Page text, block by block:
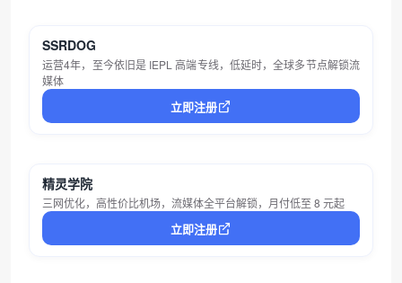
SSRDOG
运营4年，至今依旧是 IEPL 高端专线，低延时，全球多节点解锁流
媒体
立即注册
精灵学院
三网优化，高性价比机场，流媒体全平台解锁，月付低至 8 元起
立即注册